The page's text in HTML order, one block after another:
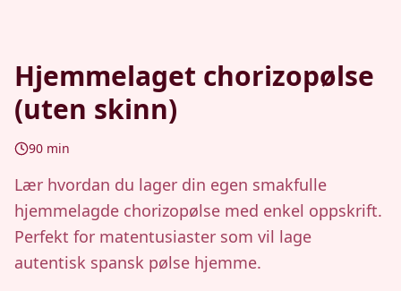
Hjemmelaget chorizopølse
(uten skinn)
90 min
Lær hvordan du lager din egen smakfulle
hjemmelagde chorizopølse med enkel oppskrift.
Perfekt for matentusiaster som vil lage
autentisk spansk pølse hjemme.